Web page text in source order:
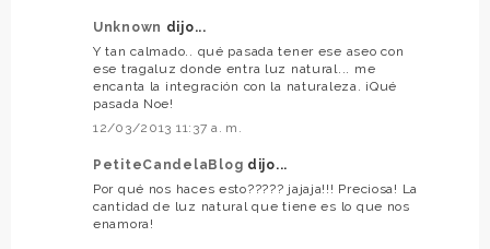
Unknown dijo...
Y tan calmado.. qué pasada tener ese aseo con
ese tragaluz donde entra luz natural... me
encanta la integración con la naturaleza. ¡Qué
pasada Noe!
12/03/2013 11:37 a. m.
PetiteCandelaBlog dijo...
Por qué nos haces esto????? jajaja!!! Preciosa! La
cantidad de luz natural que tiene es lo que nos
enamora!